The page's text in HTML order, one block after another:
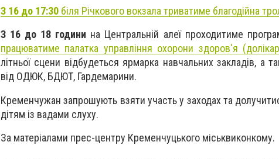
З 16 до 17:30 біля Річкового вокзала триватиме благодійна
З 16 до 18 години на Центральній алеї проходитиме
працюватиме палатка управління охорони здоров'я
літньої сцени відбудеться ярмарка навчальних закладів, а
від ОДЮК, БДЮТ, Гардемарини.
Кременчужан запрошують взяти участь у заходах та
дітям із вадами слуху.
За матеріалами прес-центру Кременчуцького міськвиконкому.